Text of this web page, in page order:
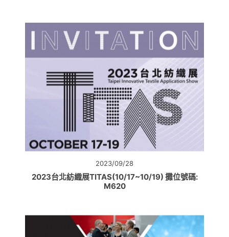
2023/09/28
2023台北紡織展TITAS(10/17~10/19) 攤位號碼:
M620